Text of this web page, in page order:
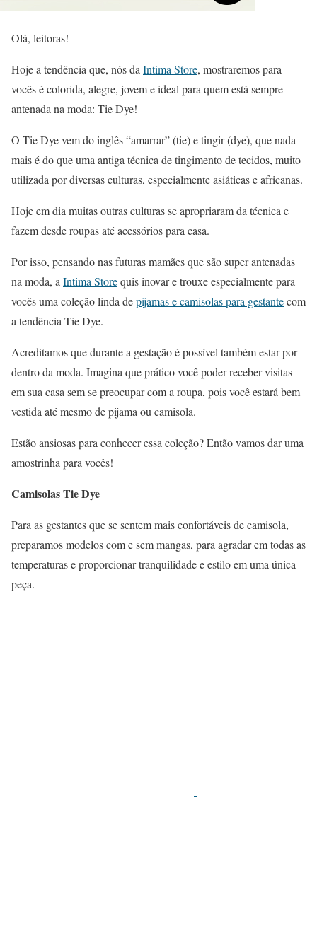
Olá, leitoras!
Hoje a tendência que, nós da Intima Store, mostraremos para
vocês é colorida, alegre, jovem e ideal para quem está sempre
antenada na moda: Tie Dye!
O Tie Dye vem do inglês “amarrar” (tie) e tingir (dye), que nada
mais é do que uma antiga técnica de tingimento de tecidos, muito
utilizada por diversas culturas, especialmente asiáticas e africanas.
Hoje em dia muitas outras culturas se apropriaram da técnica e
fazem desde roupas até acessórios para casa.
Por isso, pensando nas futuras mamães que são super antenadas
na moda, a Intima Storequis inovar e trouxe especialmente para
vocês uma coleção linda depijamas e camisolas para gestantecom
a tendência Tie Dye.
Acreditamos que durante a gestação é possível também estar por
dentro da moda. Imagina que prático você poder receber visitas
em sua casa sem se preocupar com a roupa, pois você estará bem
vestida até mesmo de pijama ou camisola.
Estão ansiosas para conhecer essa coleção? Então vamos dar uma
amostrinha para vocês!
Camisolas Tie Dye
Para as gestantes que se sentem mais confortáveis de camisola,
preparamos modelos com e sem mangas, para agradar em todas as
temperaturas e proporcionar tranquilidade e estilo em uma única
peça.